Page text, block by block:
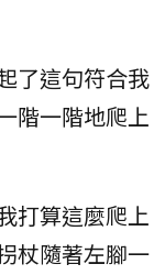
了這句符合我
階一階地爬上
打算這麼爬上
杖隨著左腳一